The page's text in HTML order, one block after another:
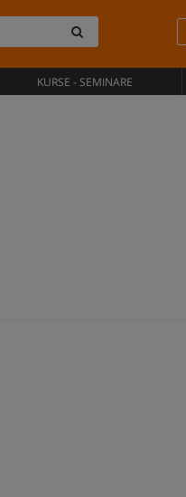
KURSE - SEMINARE